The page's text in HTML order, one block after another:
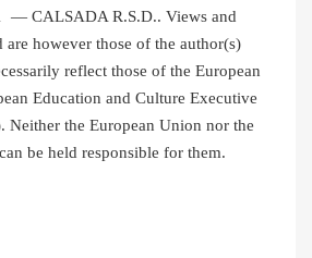
— CALSADA R.S.D.. Views and
are however those of the author(s)
reflect those of the European
Education and Culture Executive
Neither the European Union nor the
be held responsible for them.